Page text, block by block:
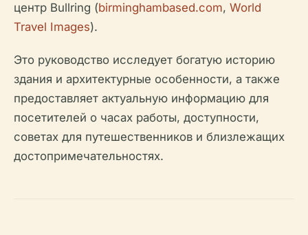
центр Bullring (birminghambased.com, World
Travel Images).
Это руководство исследует богатую историю
здания и архитектурные особенности, а также
предоставляет актуальную информацию для
посетителей о часах работы, доступности,
советах для путешественников и близлежащих
достопримечательностях.